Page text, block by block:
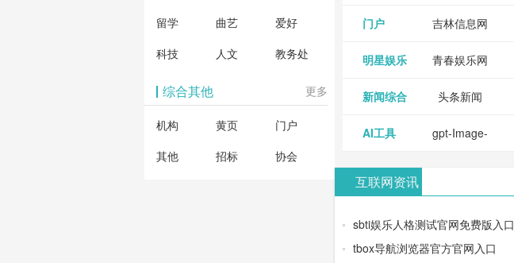
留学
曲艺
爱好
科技
人文 教务处
综合其他 更多
机构 黄页
门户
其他
招标 协会
局
检疫业务网
门户 吉林信息网
明星娱乐 青春娱乐网
新闻综合 头条新闻
AI工具 gpt-Image-
器
互联网资讯
sbti娱乐人格测试官网免费版入口
tbox导航浏览器官方官网入口